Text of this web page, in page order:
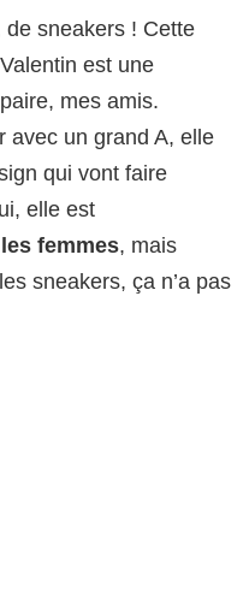
de sneakers ! Cette
est une
mes amis.
avec un grand A, elle
qui vont faire
elle est
femmes, mais
sneakers, ça n’a pas